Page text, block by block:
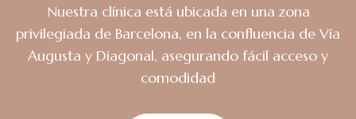
Nuestra clínica está ubicada en una zona
privilegiada de Barcelona, en la confluencia de Vía
Augusta y Diagonal, asegurando fácil acceso y
comodidad